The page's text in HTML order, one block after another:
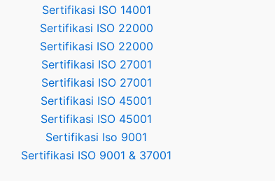
Sertifikasi ISO 14001
Sertifikasi ISO 22000
Sertifikasi ISO 22000
Sertifikasi ISO 27001
Sertifikasi ISO 27001
Sertifikasi ISO 45001
Sertifikasi ISO 45001
Sertifikasi Iso 9001
Sertifikasi ISO 9001 & 37001